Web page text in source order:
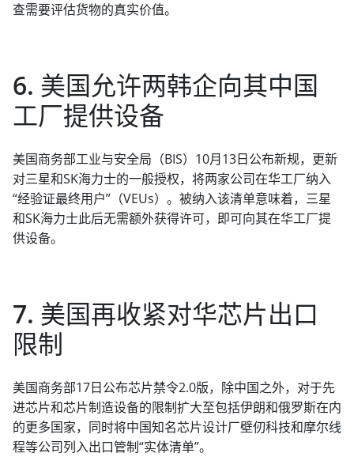
查需要评估货物的真实价值。
6. 美国允许两韩企向其中国
工厂提供设备
美国商务部工业与安全局（BIS）10月13日公布新规，更新
对三星和SK海力士的一般授权，将两家公司在华工厂纳入
“经验证最终用户”（VEUs）。被纳入该清单意味着，三星
和SK海力士此后无需额外获得许可，即可向其在华工厂提
供设备。
7. 美国再收紧对华芯片出口
限制
美国商务部17日公布芯片禁令2.0版，除中国之外，对于先
进芯片和芯片制造设备的限制扩大至包括伊朗和俄罗斯在内
的更多国家，同时将中国知名芯片设计厂壁仞科技和摩尔线
程等公司列入出口管制“实体清单”。